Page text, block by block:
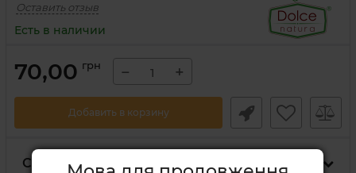
Оставить отзыв
Есть в наличии
70,00 грн − +
Добавить в корзину
Способы доставки